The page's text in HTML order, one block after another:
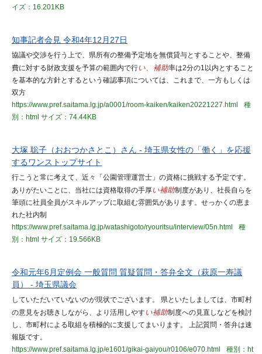
イズ：16.201KB
知事記者会見 令和4年12月27日
協議や交渉を行う上で、県所有の整備予定地を無償貸与とすることや、整備
費に対する財政支援を予算の範囲内で行い、補助率は2分の1以内とすること
を基本的な方針とするという確認事項については、これまで、一方もしくは
双方
https://www.pref.saitama.lg.jp/a0001/room-kaiken/kaiken20221227.html
種
別：html サイズ：74.44KB
大塚 聡子（おおつかさとこ）さん - 埼玉県女性の「働く」を応援
するワンストップサイト
行こうと常に考えて、近々「公園管理運営士」の資格に挑戦する予定です。
ありがたいことに、当社には資格取得の手厚い補助制度があり、社長自らを
筆頭に社員全員がスキルアップに取組む雰囲気があります。せっかくの恵ま
れた社内制
https://www.pref.saitama.lg.jp/watashigoto/ryouritsu/interview/05n.html
種
別：html サイズ：19.566KB
令和元年6月定例会 一般質問 質疑質問・答弁全文（萩原一寿議
員） - 埼玉県議会
していただいていないのが現状でございます。 県といたしましては、市町村
の意見をお聴きしながら、より活用しやすい補助制度への見直しなどを検討
し、市町村による取組を積極的に支援してまいります。 上記質問・答弁は速
報版です。
https://www.pref.saitama.lg.jp/e1601/gikai-gaiyou/r0106/e070.html
種別：ht